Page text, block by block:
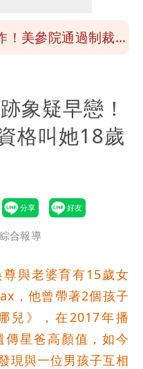
！美參院通過制裁
象疑早戀！
格叫她18歲
綜合報導
尊與老婆育有15歲女
，他曾帶著2個孩子
兒》，在2017年播
星爸高顏值，如今
現與一位男孩子互相